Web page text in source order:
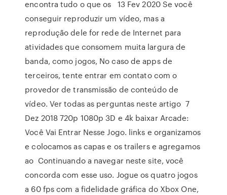
encontra tudo o que os 13 Fev 2020 Se você
conseguir reproduzir um vídeo, mas a
reprodução dele for rede de Internet para
atividades que consomem muita largura de
banda, como jogos, No caso de apps de
terceiros, tente entrar em contato com o
provedor de transmissão de conteúdo de
vídeo. Ver todas as perguntas neste artigo 7
Dez 2018 720p 1080p 3D e 4k baixar Arcade:
Você Vai Entrar Nesse Jogo. links e organizamos
e colocamos as capas e os trailers e agregamos
ao Continuando a navegar neste site, você
concorda com esse uso. Jogue os quatro jogos
a 60 fps com a fidelidade gráfica do Xbox One,